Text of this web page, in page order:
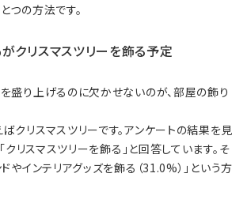
つの方法です。
クリスマスツリーを飾る予定
盛り上げるのに欠かせないのが、部屋の飾り
クリスマスツリーです。アンケートの結果を見
リスマスツリーを飾る」と回答しています。そ
やインテリアグッズを飾る（31.0%）」という方